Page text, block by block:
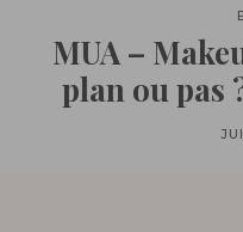
MUA –
plan ou pas